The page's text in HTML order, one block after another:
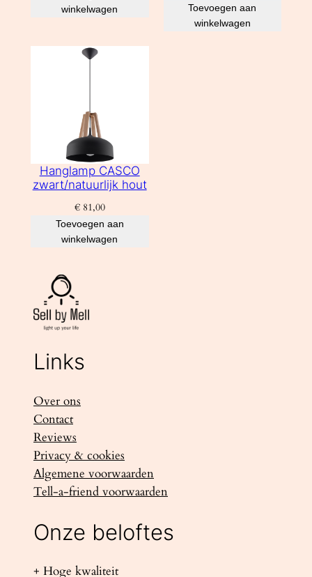
winkelwagen
Toevoegen aan
winkelwagen
Hanglamp CASCO
zwart/natuurlijk hout
€81,00
Toevoegen aan
winkelwagen
Links
Over ons
Contact
Reviews
Privacy & cookies
Algemene voorwaarden
Tell-a-friend voorwaarden
Onze beloftes
+ Hoge kwaliteit